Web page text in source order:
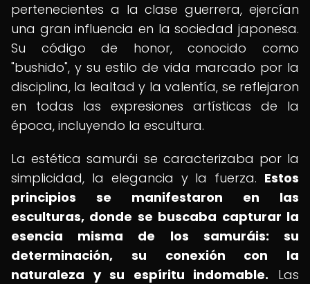
pertenecientes a la clase guerrera, ejercían
una gran influencia en la sociedad japonesa.
Su código de honor, conocido como
"bushido", y su estilo de vida marcado por la
disciplina, la lealtad y la valentía, se reflejaron
en todas las expresiones artísticas de la
época, incluyendo la escultura.
La estética samurái se caracterizaba por la
simplicidad, la elegancia y la fuerza. Estos
principios se manifestaron en las
esculturas, donde se buscaba capturar la
esencia misma de los samuráis: su
determinación, su conexión con la
naturaleza y su espíritu indomable. Las